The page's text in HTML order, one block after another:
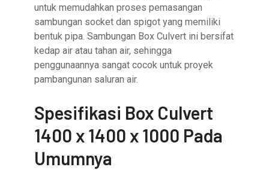
untuk memudahkan proses pemasangan
sambungan socket dan spigot yang memiliki
bentuk pipa. Sambungan Box Culvert ini bersifat
kedap air atau tahan air, sehingga
penggunaannya sangat cocok untuk proyek
pambangunan saluran air.
Spesifikasi Box Culvert
1400 x 1400 x 1000 Pada
Umumnya